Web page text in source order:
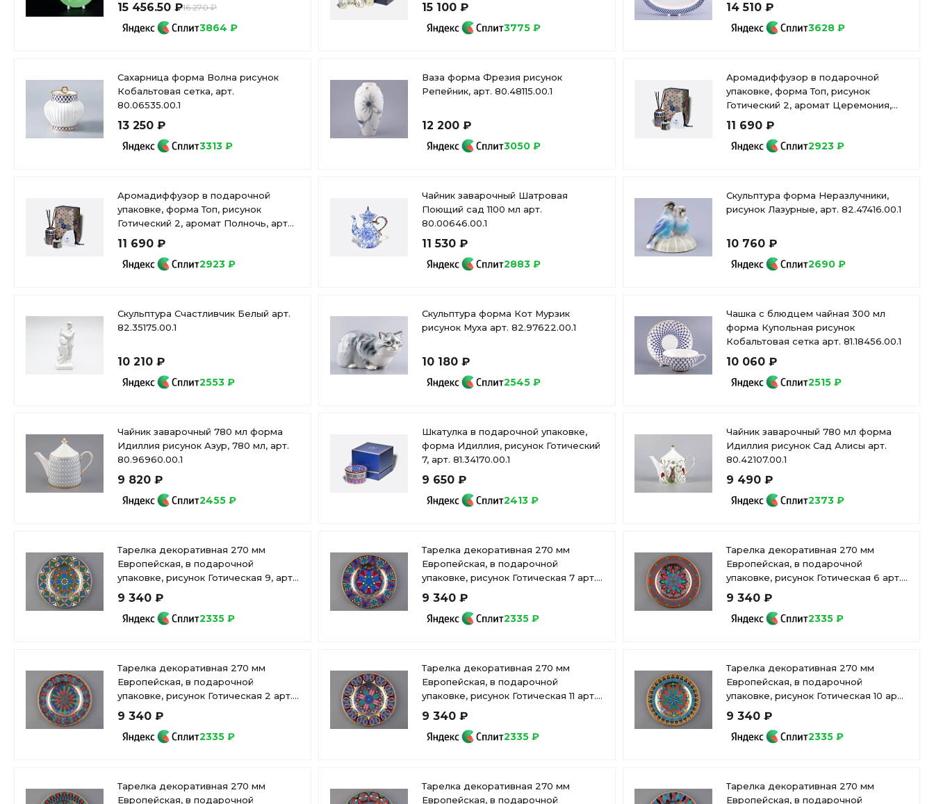
15 456.50 ₽16 270 ₽
3864 ₽
15 100 ₽
3775 ₽
14 510 ₽
3628 ₽
Сахарница форма Волна рисунок
Кобальтовая сетка, арт.
80.06535.00.1
13 250 ₽
3313 ₽
Ваза форма Фрезия рисунок
Репейник, арт. 80.48115.00.1
12 200 ₽
3050 ₽
Аромадиффузор в подарочной
упаковке, форма Топ, рисунок
Готический 2, аромат Церемония,
арт 81.34172.00.1
11 690 ₽
2923 ₽
Аромадиффузор в подарочной
упаковке, форма Топ, рисунок
Готический 2, аромат Полночь, арт
81.34890.00.1
11 690 ₽
2923 ₽
Чайник заварочный Шатровая
Поющий сад 1100 мл арт.
80.00646.00.1
11 530 ₽
2883 ₽
Скульптура форма Неразлучники,
рисунок Лазурные, арт. 82.47416.00.1
10 760 ₽
2690 ₽
Скульптура Счастливчик Белый арт.
82.35175.00.1
10 210 ₽
2553 ₽
Скульптура форма Кот Мурзик
рисунок Муха арт. 82.97622.00.1
10 180 ₽
2545 ₽
Чашка с блюдцем чайная 300 мл
форма Купольная рисунок
Кобальтовая сетка арт. 81.18456.00.1
10 060 ₽
2515 ₽
Чайник заварочный 780 мл форма
Идиллия рисунок Азур, 780 мл, арт.
80.96960.00.1
9 820 ₽
2455 ₽
Шкатулка в подарочной упаковке,
форма Идиллия, рисунок Готический
7, арт. 81.34170.00.1
9 650 ₽
2413 ₽
Чайник заварочный 780 мл форма
Идиллия рисунок Сад Алисы арт.
80.42107.00.1
9 490 ₽
2373 ₽
Тарелка декоративная 270 мм
Европейская, в подарочной
упаковке, рисунок Готическая 9, арт
81.25630.00.1
9 340 ₽
2335 ₽
Тарелка декоративная 270 мм
Европейская, в подарочной
упаковке, рисунок Готическая 7 арт.
81.25628.00.1
9 340 ₽
2335 ₽
Тарелка декоративная 270 мм
Европейская, в подарочной
упаковке, рисунок Готическая 6 арт.
81.25627.00.1
9 340 ₽
2335 ₽
Тарелка декоративная 270 мм
Европейская, в подарочной
упаковке, рисунок Готическая 2 арт.
81.25624.00.1
9 340 ₽
2335 ₽
Тарелка декоративная 270 мм
Европейская, в подарочной
упаковке, рисунок Готическая 11 арт.
81.25631.00.1
9 340 ₽
2335 ₽
Тарелка декоративная 270 мм
Европейская, в подарочной
упаковке, рисунок Готическая 10 арт.
81.25590.00.1
9 340 ₽
2335 ₽
Тарелка декоративная 270 мм
Европейская, в подарочной
Тарелка декоративная 270 мм
Европейская, в подарочной
Тарелка декоративная 270 мм
Европейская, в подарочной